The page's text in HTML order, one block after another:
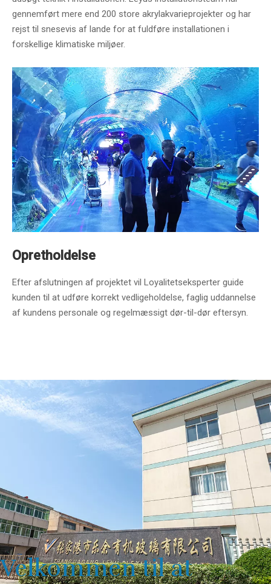
gennemført mere end 200 store akrylakvarieprojekter og har
rejst til snesevis af lande for at fuldføre installationen i
forskellige klimatiske miljøer.
Opretholdelse
Efter afslutningen af ​​projektet vil Loyalitetseksperter guide
kunden til at udføre korrekt vedligeholdelse, faglig uddannelse
af kundens personale og regelmæssigt dør-til-dør eftersyn.
Velkommen til at